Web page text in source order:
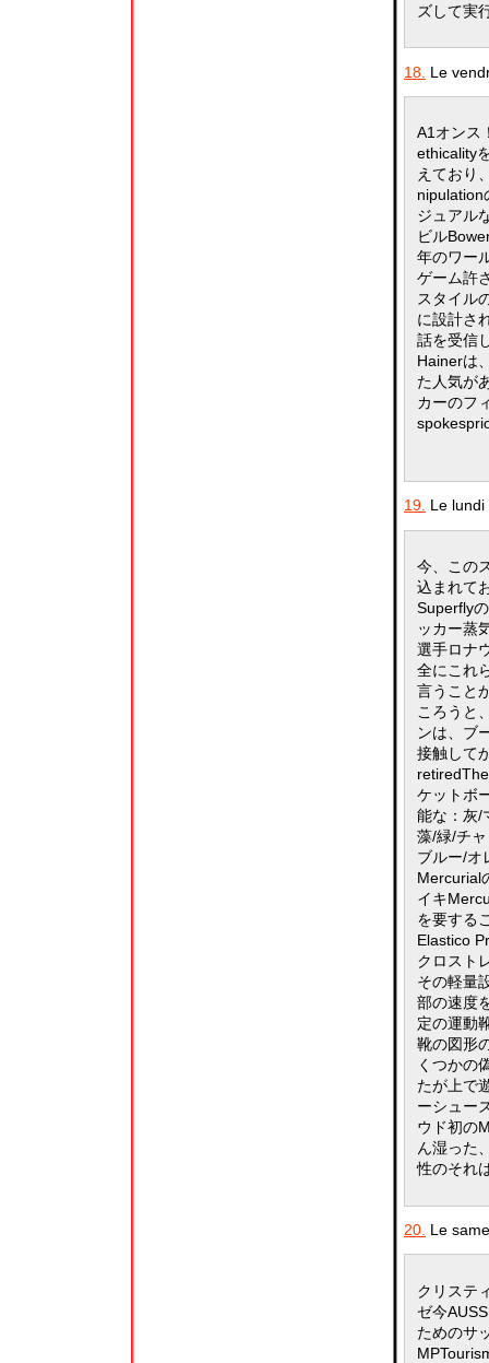
ズして実
18. Le
A1オンス
ethicality
えており
nipulation
ジュアル
ビル
年のワー
ゲーム許
スタイル
に設計さ
話を受信
Hainerは
た人気が
カーのフ
19. Le
今、この
込まれて
Superfly
ッカー蒸
選手ロナ
全にこれ
言うこと
ころうと
ンは、ブ
接触して
ケットボ
能な：灰/
藻/緑/チ
ブルー/オ
Mercurial
イキ
を要する
Elastico
クロスト
その軽量
部の速度
定の運動
靴の図形
くつかの
たが上で
ーシュー
ウド初の
ん湿った
性のそれ
20. Le
クリステ
ゼ今
ためのサ